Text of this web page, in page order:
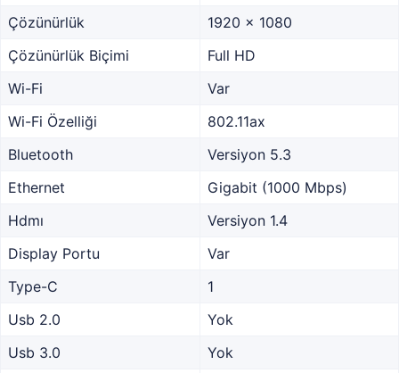
Çözünürlük
1920 x 1080
Çözünürlük Biçimi
Full HD
Wi-Fi
Var
Wi-Fi Özelliği
802.11ax
Bluetooth
Versiyon 5.3
Ethernet
Gigabit (1000 Mbps)
Hdmı
Versiyon 1.4
Display Portu
Var
Type-C
1
Usb 2.0
Yok
Usb 3.0
Yok